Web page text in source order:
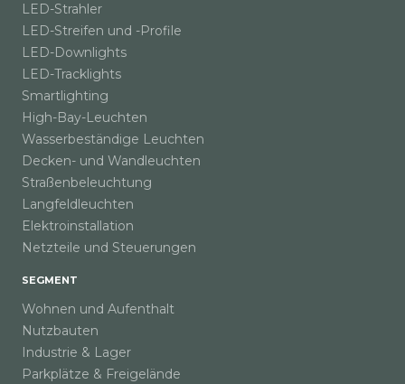
LED-Strahler
LED-Streifen und -Profile
LED-Downlights
LED-Tracklights
Smartlighting
High-Bay-Leuchten
Wasserbeständige Leuchten
Decken- und Wandleuchten
Straßenbeleuchtung
Langfeldleuchten
Elektroinstallation
Netzteile und Steuerungen
SEGMENT
Wohnen und Aufenthalt
Nutzbauten
Industrie & Lager
Parkplätze & Freigelände